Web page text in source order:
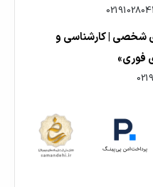
شخصی | کارشناسی و
فوری»